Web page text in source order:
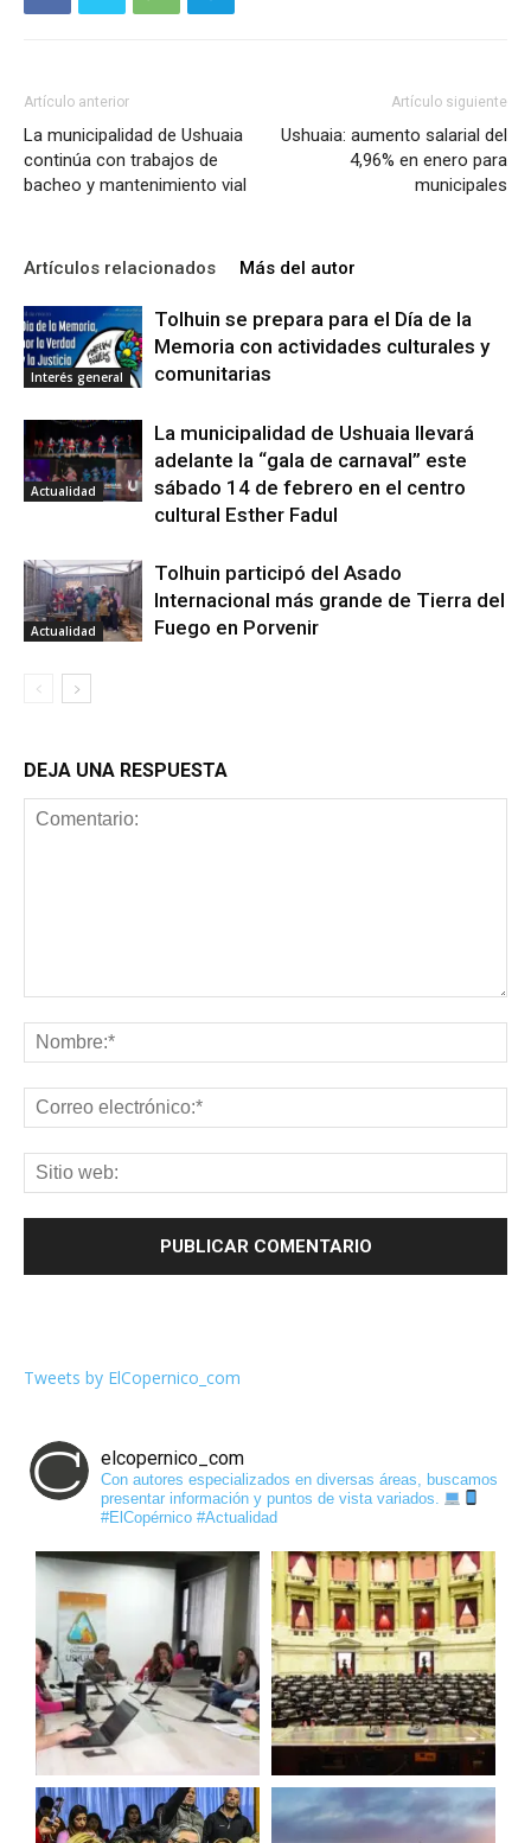
Artículo anterior
La municipalidad de Ushuaia
continúa con trabajos de
bacheo y mantenimiento vial
Artículo siguiente
Ushuaia: aumento salarial del
4,96% en enero para
municipales
Artículos relacionados Más del autor
Interés general
Tolhuin se prepara para el Día de la
Memoria con actividades culturales y
comunitarias
Actualidad
La municipalidad de Ushuaia llevará
adelante la “gala de carnaval” este
sábado 14 de febrero en el centro
cultural Esther Fadul
Actualidad
Tolhuin participó del Asado
Internacional más grande de Tierra del
Fuego en Porvenir
DEJA UNA RESPUESTA
Tweets by ElCopernico_com
elcopernico_com
Con autores especializados en diversas áreas, buscamos
presentar información y puntos de vista variados.
#ElCopérnico #Actualidad